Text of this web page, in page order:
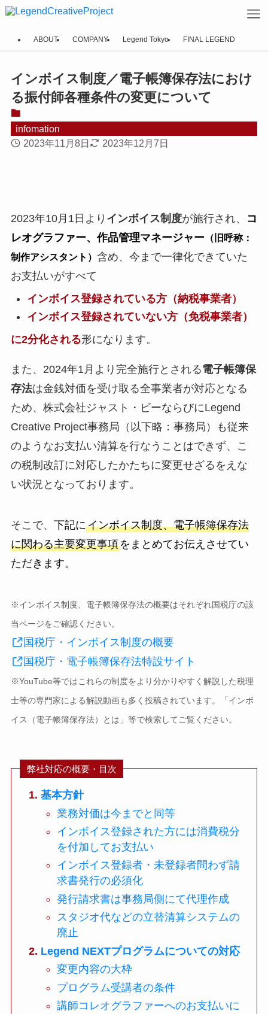
ABOUT COMPANY Legend Tokyo FINAL LEGEND
インボイス制度／電子帳簿保存法におけ
る振付師各種条件の変更について
infomation
2023年11月8日
2023年12月7日
2023年10月1日より インボイス制度が施行され、
コ
レオグラファー、作品管理マネージャー（旧呼称：
制作アシスタント） 含め、今まで一律化できていた
お支払いがすべて
インボイス登録されている方（納税事業者）
インボイス登録されていない方（免税事業者）
に2分化される形になります。
また、2024年1月より完全施行とされる電子帳簿保
存法は金銭対価を受け取る全事業者が対応となる
ため、株式会社ジャスト・ビーならびにLegend
Creative Project事務局（以下略：事務局）も従来
のようなお支払い清算を行なうことはできず、こ
の税制改訂に対応したかたちに変更せざるをえな
い状況となっております。
そこで、 下記にインボイス制度、電子帳簿保存法
に関わる主要変更事項をまとめてお伝えさせてい
ただきます。
※インボイス制度、電子帳簿保存法の概要はそれぞれ国税庁の該
当ページをご確認ください。
国税庁・インボイス制度の概要
国税庁・電子帳簿保存法特設サイト
※YouTube等ではこれらの制度をより分かりやすく解説した税理
士等の専門家による解説動画も多く投稿されています。「インボ
イス（電子帳簿保存法）とは」等で検索してご覧ください。
弊社対応の概要・目次
基本方針
業務対価は今までと同等
インボイス登録された方には消費税分
を付加してお支払い
インボイス登録者・未登録者問わず請
求書発行の必須化
発行請求書は事務局側にて代理作成
スタジオ代などの立替清算システムの
廃止
Legend NEXTプログラムについての対応
変更内容の大枠
プログラム受講者の条件
講師コレオグラファーへのお支払いに